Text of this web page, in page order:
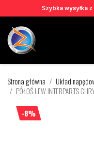
Szybka wysyłka
Strona główna Układ
PÓŁOŚ LEW INTERPARTS
-8%